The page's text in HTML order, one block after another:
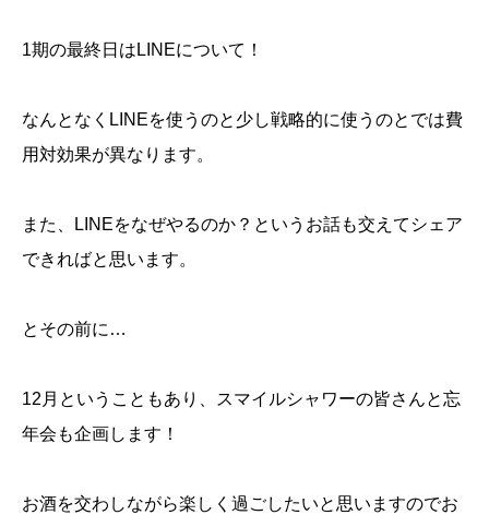
1期の最終日はLINEについて！
なんとなくLINEを使うのと少し戦略的に使うのとでは費
用対効果が異なります。
また、LINEをなぜやるのか？というお話も交えてシェア
できればと思います。
とその前に…
12月ということもあり、スマイルシャワーの皆さんと忘
年会も企画します！
お酒を交わしながら楽しく過ごしたいと思いますのでお